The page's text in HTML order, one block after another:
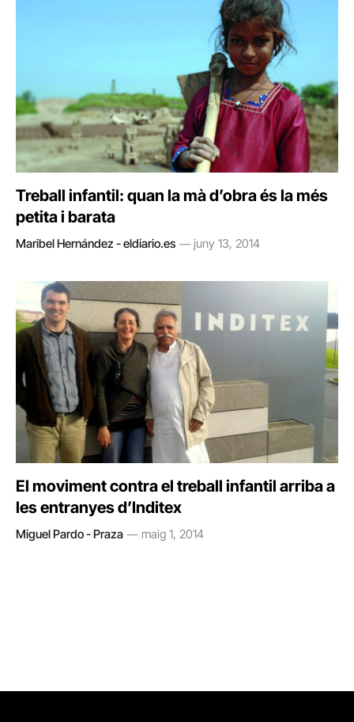
Treball infantil: quan la mà d’obra és la més
petita i barata
Maribel Hernández - eldiario.es juny 13, 2014
El moviment contra el treball infantil arriba a
les entranyes d’Inditex
Miguel Pardo - Praza maig 1, 2014